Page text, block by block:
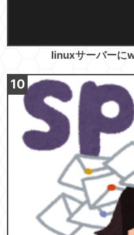
linuxサーバーに